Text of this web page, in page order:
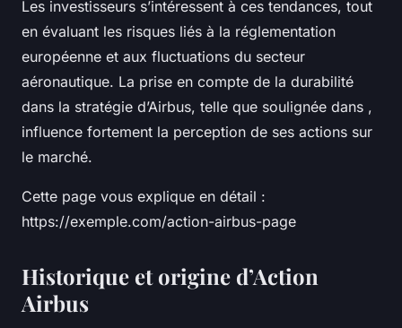
Les investisseurs s’intéressent à ces tendances, tout
en évaluant les risques liés à la réglementation
européenne et aux fluctuations du secteur
aéronautique. La prise en compte de la durabilité
dans la stratégie d’Airbus, telle que soulignée dans ,
influence fortement la perception de ses actions sur
le marché.
Cette page vous explique en détail :
https://exemple.com/action-airbus-page
Historique et origine d’Action
Airbus